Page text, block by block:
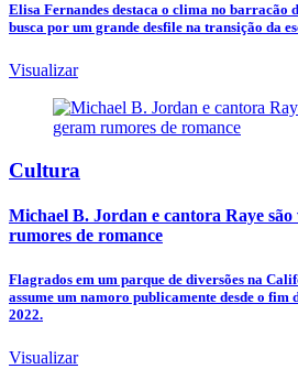
Elisa Fernandes destaca o clima no barracão
busca por um grande desfile na transição da
Visualizar
Cultura
Michael B. Jordan e cantora Raye são
rumores de romance
Flagrados em um parque de diversões na
assume um namoro publicamente desde o fim
2022.
Visualizar